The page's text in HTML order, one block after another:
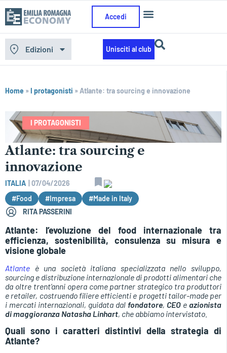
Accedi
Edizioni Unisciti al club
Home »I protagonisti »Atlante: tra sourcing e innovazione
I PROTAGONISTI
Atlante: tra sourcing e
innovazione
ITALIA
07/04/2026
#Food
#Impresa
#Made in Italy
RITA PASSERINI
Atlante: l’evoluzione del food internazionale tra
efficienza, sostenibilità, consulenza su misura e
visione globale
Atlante è una società italiana specializzata nello sviluppo,
sourcing e distribuzione internazionale di prodotti alimentari che
da oltre trent’anni opera come partner strategico tra produttori
e retailer, costruendo filiere efficienti e progetti tailor-made per
i mercati internazionali, guidata dal fondatore, CEO e azionista
di maggioranza Natasha Linhart, che abbiamo intervistato.
Quali sono i caratteri distintivi della strategia di
Atlante?